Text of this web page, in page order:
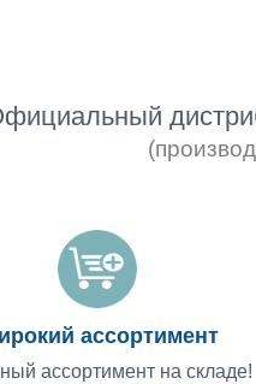
ассортимент
ассортимент на складе!